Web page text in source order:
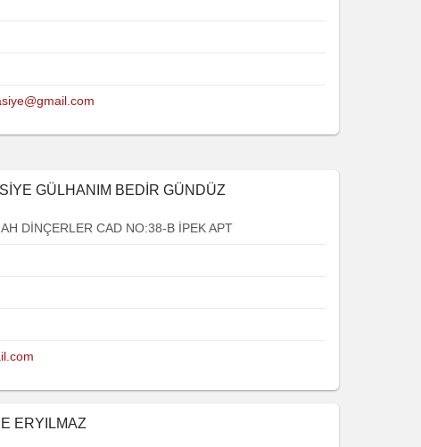
GÜLHANIM BEDİR GÜNDÜZ
DİNÇERLER CAD NO:38-B İPEK APT
ERYILMAZ